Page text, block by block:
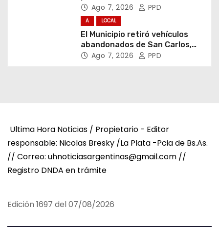
niñas, niños y adolescentes
Ago 7, 2026 PPD
A LOCAL
El Municipio retiró vehículos
abandonados de San Carlos,
Olmos y el casco urbano
Ago 7, 2026 PPD
Ultima Hora Noticias / Propietario - Editor
responsable: Nicolas Bresky /La Plata -Pcia de Bs.As.
// Correo: uhnoticiasargentinas@gmail.com //
Registro DNDA en trámite
Edición 1697 del 07/08/2026